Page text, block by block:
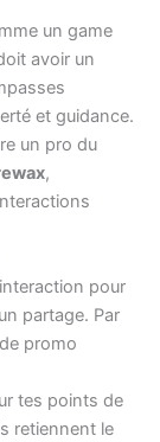
un game
avoir un
et guidance.
un pro du
,
pour
partage. Par
promo
tes points de
retiennent le